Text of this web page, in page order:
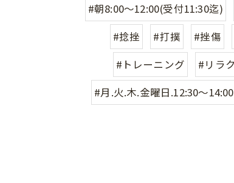
#朝8:00〜12:00(受付11:30迄)
#捻挫
#打撲 #挫傷
#トレーニング
#リラ
#月.火.木.金曜日.12:30〜